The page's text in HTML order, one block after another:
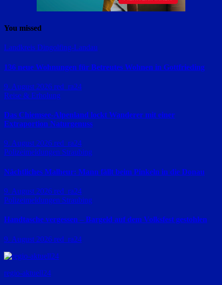
You missed
Landkreis Dingolfing-Landau
136 neue Wohnungen für Betreutes Wohnen in Gottfrieding
9. August 2026 red_ra24
Reise & Erholung
Das Chiemsee-Alpenland lockt Wanderer mit einer
Extraportion Naturgenuss
9. August 2026 red_ra24
Polizeimeldungen Straubing
Nächtliches Malheur: Mann fällt beim Pinkeln in die Donau
9. August 2026 red_ra24
Polizeimeldungen Straubing
Handtasche vergessen – Bargeld auf dem Volksfest gestohlen
9. August 2026 red_ra24
regio-aktuell24